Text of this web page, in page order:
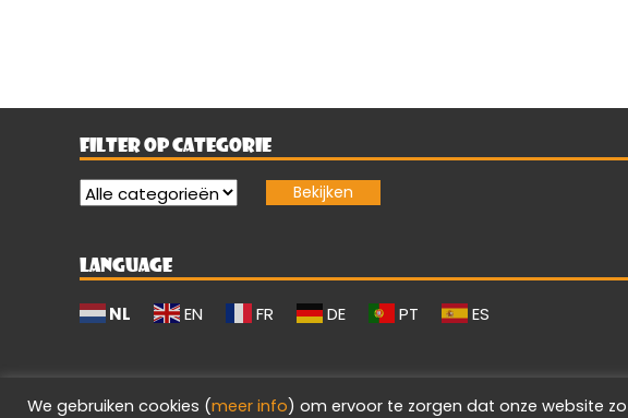
FILTER OP CATEGORIE
LANGUAGE
NL EN FR DE PT ES
We gebruiken cookies (meer info) om ervoor te zorgen dat onze website